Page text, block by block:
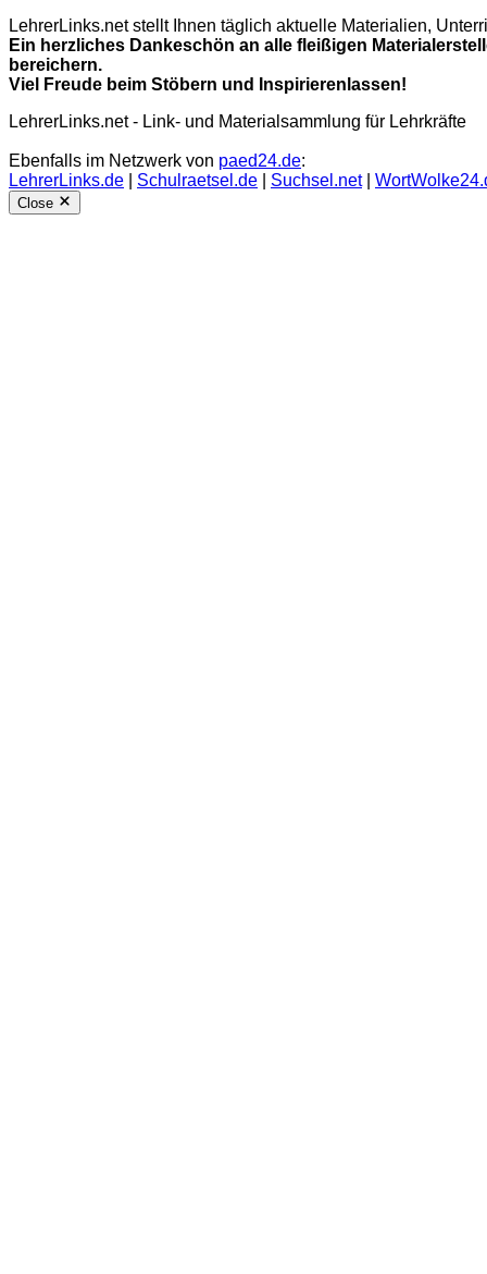
LehrerLinks.net stellt Ihnen täglich aktuelle Materialien,
Ein herzliches Dankeschön an alle fleißigen
bereichern.
Viel Freude beim Stöbern und Inspirierenlassen!
LehrerLinks.net - Link- und Materialsammlung für Lehrkräfte
Ebenfalls im Netzwerk von paed24.de:
LehrerLinks.de
Schulraetsel.de Suchsel.net|
Close